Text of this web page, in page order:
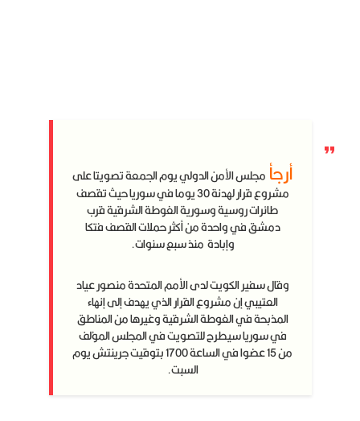
أرجأ مجلس الأمن الدولي يوم الجمعة تصويتا على
مشروع قرار لهدنة 30 يوما في سوريا حيث تقصف
طائرات روسية وسورية الغوطة الشرقية قرب
دمشق في واحدة من أكثر حملات القصف فتكا
وإبادة منذ سبع سنوات.
وقال سفير الكويت لدى الأمم المتحدة منصور عياد
العتيبي إن مشروع القرار الذي يهدف إلى إنهاء
المذبحة في الغوطة الشرقية وغيرها من المناطق
في سوريا سيطرح للتصويت في المجلس المؤلف
من 15 عضوا في الساعة 1700 بتوقيت جرينتش يوم
السبت.